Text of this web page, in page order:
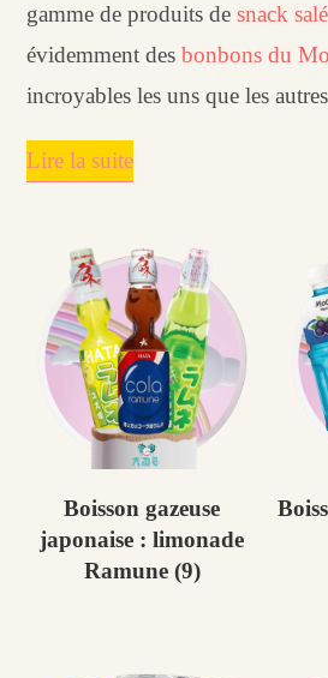
gamme de produits desnack salé
évidemment desbonbons du
incroyables les uns que les
Lire la suite
Boisson gazeuse
japonaise : limonade
Ramune (9)